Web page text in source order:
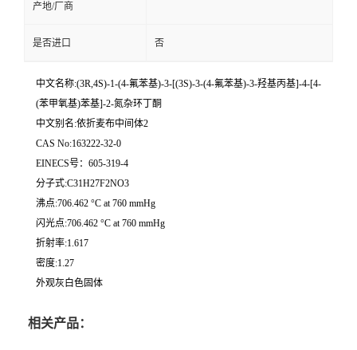
产地/厂商
是否进口 否
中文名称:(3R,4S)-1-(4-氟苯基)-3-[(3S)-3-(4-氟苯基)-3-羟基丙基]-4-[4-
(苯甲氧基)苯基]-2-氮杂环丁酮
中文别名:依折麦布中间体2
CAS No:163222-32-0
EINECS号：605-319-4
分子式:C31H27F2NO3
沸点:706.462 °C at 760 mmHg
闪光点:706.462 °C at 760 mmHg
折射率:1.617
密度:1.27
外观灰白色固体
相关产品：